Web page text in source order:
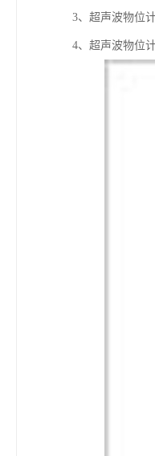
3、超声波物位
4、超声波物位